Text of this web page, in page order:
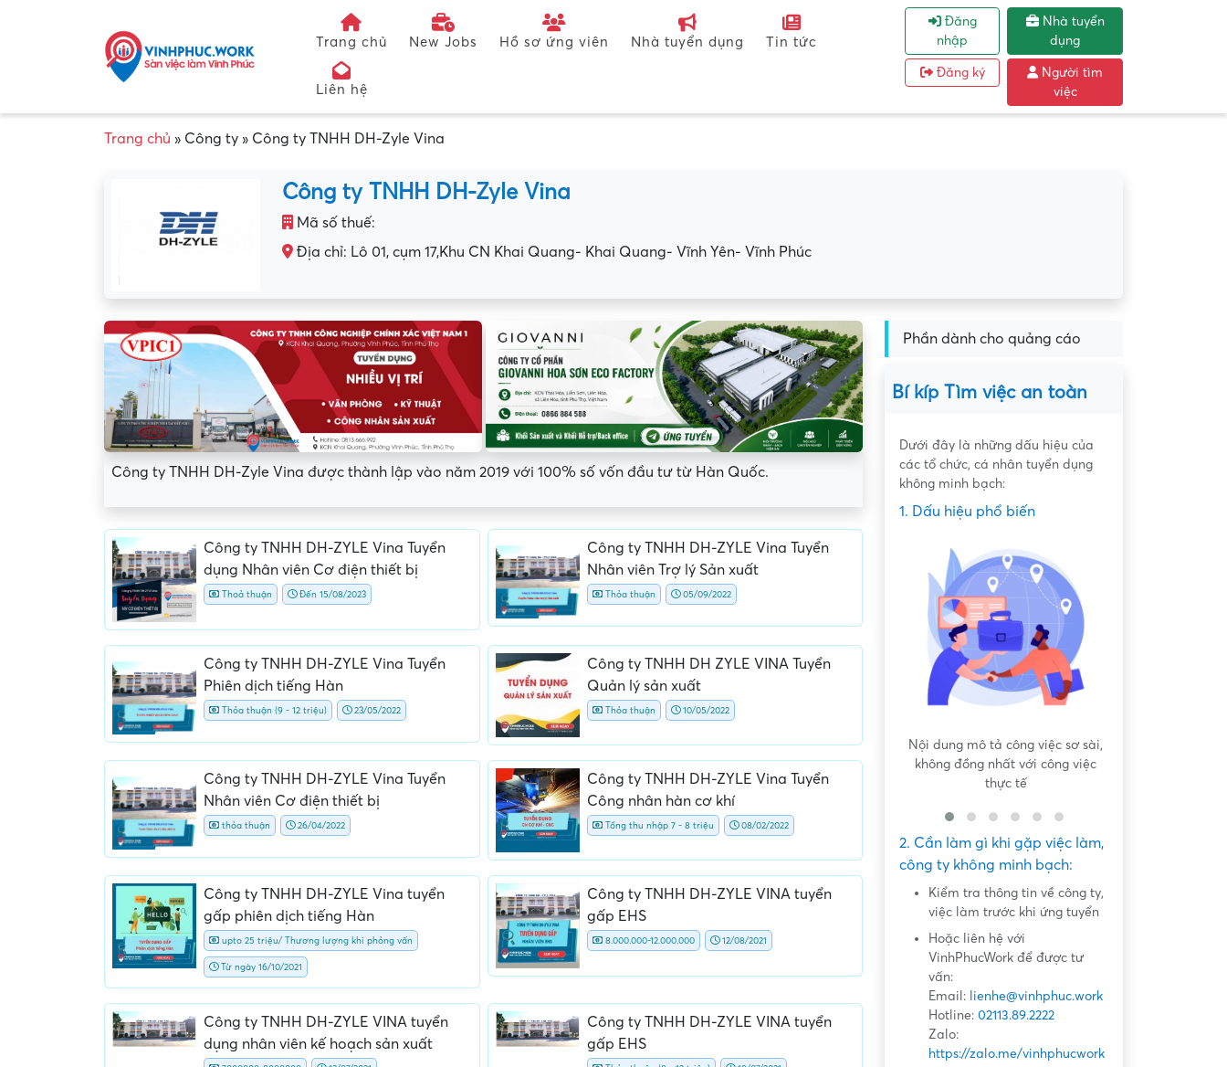
Trang chủ New Jobs Hồ sơ ứng viên Nhà tuyển dụng Tin tức
Liên hệ
Đăng
nhập
Đăng ký
Nhà tuyển
dụng
Người tìm
việc
Trang chủ » Công ty » Công ty TNHH DH-Zyle Vina
Công ty TNHH DH-Zyle Vina
Mã số thuế:
Địa chỉ: Lô 01, cụm 17,Khu CN Khai Quang- Khai Quang- Vĩnh Yên- Vĩnh Phúc
Công ty TNHH DH-Zyle Vina được thành lập vào năm 2019 với 100% số vốn đầu tư từ Hàn Quốc.
Công ty TNHH DH-ZYLE Vina Tuyển
dụng Nhân viên Cơ điện thiết bị
Thoả thuận Đến 15/08/2023
Công ty TNHH DH-ZYLE Vina Tuyển
Nhân viên Trợ lý Sản xuất
Thỏa thuận 05/09/2022
Công ty TNHH DH-ZYLE Vina Tuyển
Phiên dịch tiếng Hàn
Thỏa thuận (9 - 12 triệu) 23/05/2022
Công ty TNHH DH ZYLE VINA Tuyển
Quản lý sản xuất
Thỏa thuận 10/05/2022
Công ty TNHH DH-ZYLE Vina Tuyển
Nhân viên Cơ điện thiết bị
thỏa thuận 26/04/2022
Công ty TNHH DH-ZYLE Vina Tuyển
Công nhân hàn cơ khí
Tổng thu nhập 7 - 8 triệu 08/02/2022
Công ty TNHH DH-ZYLE Vina tuyển
gấp phiên dịch tiếng Hàn
upto 25 triệu/ Thương lượng khi phỏng vấn
Từ ngày 16/10/2021
Công ty TNHH DH-ZYLE VINA tuyển
gấp EHS
8.000.000-12.000.000 12/08/2021
Công ty TNHH DH-ZYLE VINA tuyển
dụng nhân viên kế hoạch sản xuất
Công ty TNHH DH-ZYLE VINA tuyển
gấp EHS
Phần dành cho quảng cáo
Bí kíp Tìm việc an toàn
Dưới đây là những dấu hiệu của
các tổ chức, cá nhân tuyển dụng
không minh bạch:
1. Dấu hiệu phổ biến
Yêu cầu nộp phí phỏng vấn, phí
giữ chỗ...
Yêu cầu ký kết giấy tờ không rõ
ràng hoặc nộp giấy tờ gốc
Địa điểm phỏng vấn bất bình
thường
Nội dung mô tả công việc sơ sài,
không đồng nhất với công việc
thực tế
2. Cần làm gì khi gặp việc làm,
công ty không minh bạch:
Kiểm tra thông tin về công ty,
việc làm trước khi ứng tuyển
Hoặc liên hệ với
VinhPhucWork để được tư
vấn:
Email: lienhe@vinhphuc.work
Hotline: 02113.89.2222
Zalo:
https://zalo.me/vinhphucwork